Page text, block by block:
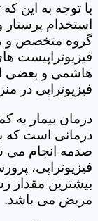
با توجه به این
استخدام
گروه متخصص و
فیزیوتراپیست
هاشمی و بعضی
فیزیوتراپی در
درمان بیمار به
درمانی است که
صدمه انجام می
فیزیوتراپی،
بیشترین مقدار
مریض می باشد.